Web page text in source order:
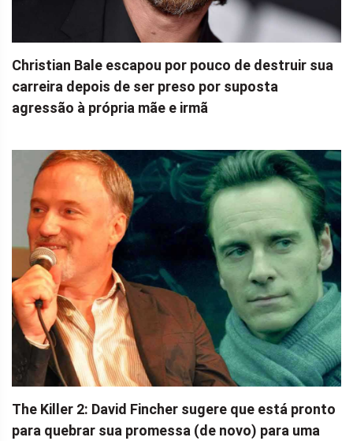
Christian Bale escapou por pouco de destruir sua
carreira depois de ser preso por suposta
agressão à própria mãe e irmã
The Killer 2: David Fincher sugere que está pronto
para quebrar sua promessa (de novo) para uma